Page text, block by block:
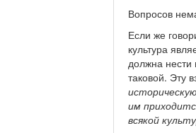
Вопросов
Если же
культура
должна нести
таковой. Эту
им
всякой